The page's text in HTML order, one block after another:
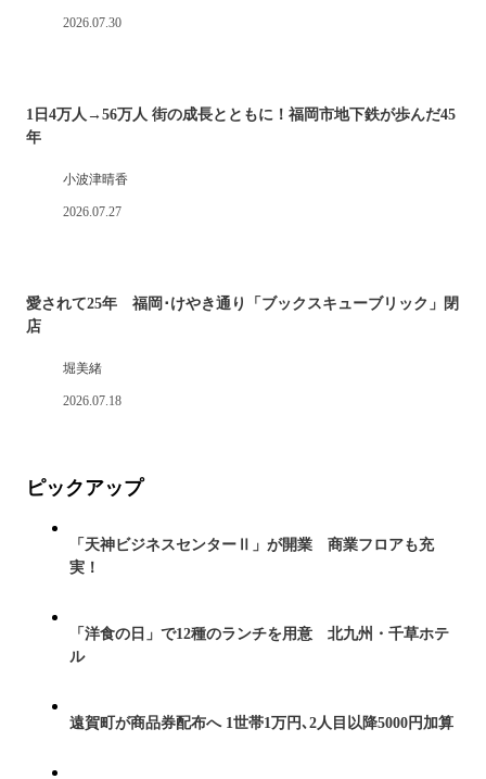
2026.07.30
1日4万人→56万人 街の成長とともに！福岡市地下鉄が歩んだ45
年
小波津晴香
2026.07.27
愛されて25年 福岡･けやき通り「ブックスキューブリック」閉
店
堀美緒
2026.07.18
ピックアップ
「天神ビジネスセンターⅡ」が開業 商業フロアも充
実！
「洋食の日」で12種のランチを用意 北九州・千草ホテ
ル
遠賀町が商品券配布へ 1世帯1万円､2人目以降5000円加算